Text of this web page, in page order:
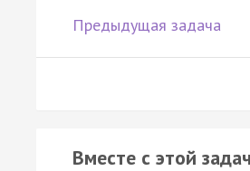
Предыдущая задача
Вместе с этой